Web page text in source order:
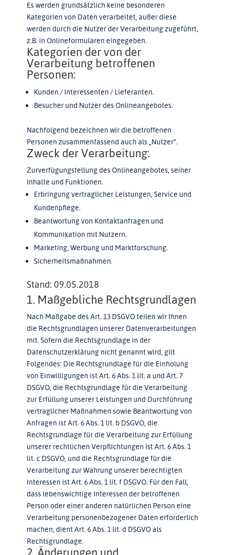
Es werden grundsätzlich keine besonderen
Kategorien von Daten verarbeitet, außer diese
werden durch die Nutzer der Verarbeitung zugeführt,
z.B. in Onlineformularen eingegeben.
Kategorien der von der
Verarbeitung betroffenen
Personen:
Kunden / Interessenten / Lieferanten.
Besucher und Nutzer des Onlineangebotes.
Nachfolgend bezeichnen wir die betroffenen
Personen zusammenfassend auch als „Nutzer“.
Zweck der Verarbeitung:
Zurverfügungstellung des Onlineangebotes, seiner
Inhalte und Funktionen.
Erbringung vertraglicher Leistungen, Service und
Kundenpflege.
Beantwortung von Kontaktanfragen und
Kommunikation mit Nutzern.
Marketing, Werbung und Marktforschung.
Sicherheitsmaßnahmen.
Stand: 09.05.2018
1. Maßgebliche Rechtsgrundlagen
Nach Maßgabe des Art. 13 DSGVO teilen wir Ihnen
die Rechtsgrundlagen unserer Datenverarbeitungen
mit. Sofern die Rechtsgrundlage in der
Datenschutzerklärung nicht genannt wird, gilt
Folgendes: Die Rechtsgrundlage für die Einholung
von Einwilligungen ist Art. 6 Abs. 1 lit. a und Art. 7
DSGVO, die Rechtsgrundlage für die Verarbeitung
zur Erfüllung unserer Leistungen und Durchführung
vertraglicher Maßnahmen sowie Beantwortung von
Anfragen ist Art. 6 Abs. 1 lit. b DSGVO, die
Rechtsgrundlage für die Verarbeitung zur Erfüllung
unserer rechtlichen Verpflichtungen ist Art. 6 Abs. 1
lit. c DSGVO, und die Rechtsgrundlage für die
Verarbeitung zur Wahrung unserer berechtigten
Interessen ist Art. 6 Abs. 1 lit. f DSGVO. Für den Fall,
dass lebenswichtige Interessen der betroffenen
Person oder einer anderen natürlichen Person eine
Verarbeitung personenbezogener Daten erforderlich
machen, dient Art. 6 Abs. 1 lit. d DSGVO als
Rechtsgrundlage.